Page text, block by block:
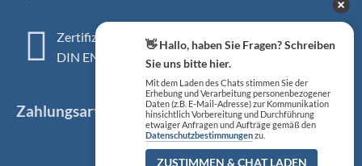
Zertifiziertes QM-System
DIN EN ISO 13485
Zahlungsarten
👋 Hallo, haben Sie Fragen? Schreiben
Sie uns bitte hier.
Mit dem Laden des Chats stimmen Sie der
Erhebung und Verarbeitung personenbezogener
Daten (z.B. E-Mail-Adresse) zur Kommunikation
hinsichtlich Vorbereitung und Durchführung
etwaiger Anfragen und Aufträge gemäß den
Datenschutzbestimmungenzu.
ZUSTIMMEN & CHAT LADEN